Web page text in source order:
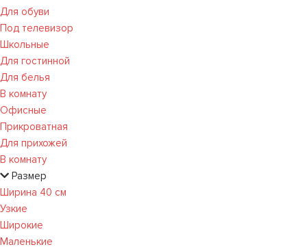
Для обуви
Под телевизор
Школьные
Для гостинной
Для белья
В комнату
Офисные
Прикроватная
Для прихожей
В комнату
Размер
Ширина 40 см
Узкие
Широкие
Маленькие